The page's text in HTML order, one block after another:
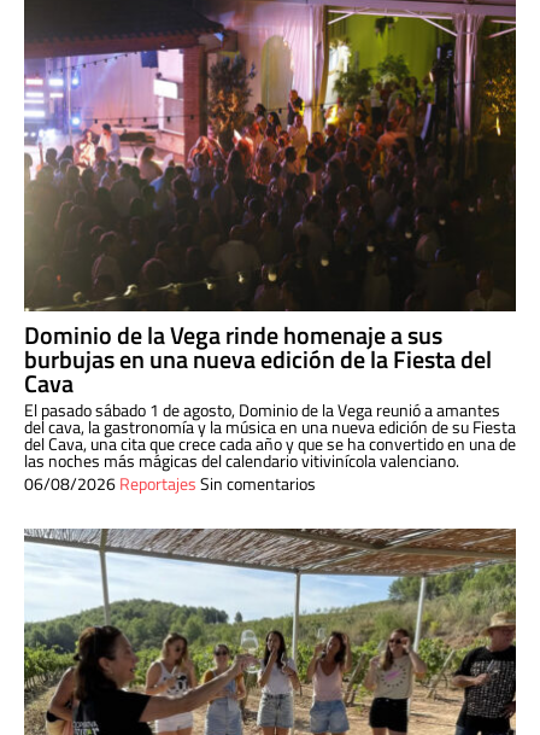
Dominio de la Vega rinde homenaje a sus
burbujas en una nueva edición de la Fiesta del
Cava
El pasado sábado 1 de agosto, Dominio de la Vega reunió a amantes
del cava, la gastronomía y la música en una nueva edición de su Fiesta
del Cava, una cita que crece cada año y que se ha convertido en una de
las noches más mágicas del calendario vitivinícola valenciano.
06/08/2026ReportajesSin comentarios